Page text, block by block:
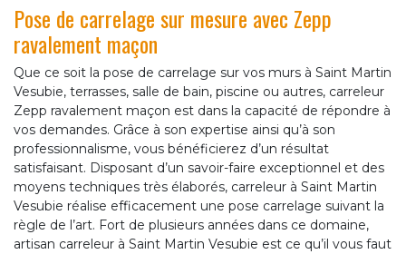
Pose de carrelage sur mesure avec Zepp
ravalement maçon
Que ce soit la pose de carrelage sur vos murs à Saint Martin
Vesubie, terrasses, salle de bain, piscine ou autres, carreleur
Zepp ravalement maçon est dans la capacité de répondre à
vos demandes. Grâce à son expertise ainsi qu’à son
professionnalisme, vous bénéficierez d’un résultat
satisfaisant. Disposant d’un savoir-faire exceptionnel et des
moyens techniques très élaborés, carreleur à Saint Martin
Vesubie réalise efficacement une pose carrelage suivant la
règle de l’art. Fort de plusieurs années dans ce domaine,
artisan carreleur à Saint Martin Vesubie est ce qu’il vous faut